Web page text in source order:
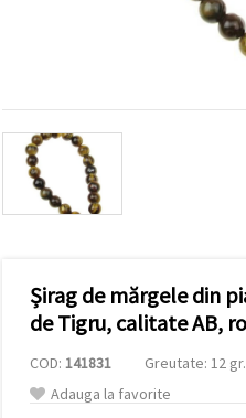
afișa
conținut și
reclame
relevante,
analiză și
marketing.
acord să
utilizați
toate
cookie -
Șirag de mărgele din
de Tigru, calitate AB,
COD: 141831 Greutate: 12 gr.
Adauga la favorite